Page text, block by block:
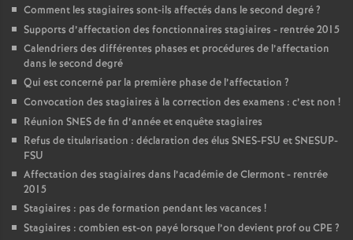
Comment les stagiaires sont-ils affectés dans le second degré?
Supports d’affectation des fonctionnaires stagiaires - rentrée 2015
Calendriers des différentes phases et procédures de l’affectation
dans le second degré
Qui est concerné par la première phase de l’affectation ?
Convocation des stagiaires à la correction des examens : c’est non !
Réunion SNES de fin d’année et enquête stagiaires
Refus de titularisation : déclaration des élus SNES-FSU et SNESUP-
FSU
Affectation des stagiaires dans l’académie de Clermont - rentrée
2015
Stagiaires : pas de formation pendant les vacances !
Stagiaires : combien est-on payé lorsque l’on devient prof ou CPE ?